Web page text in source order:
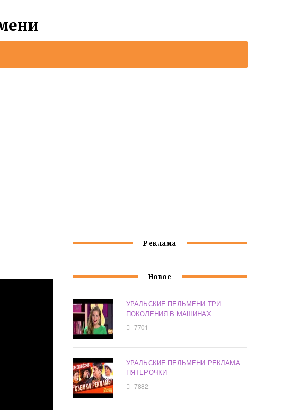
Реклама
Новое
УРАЛЬСКИЕ ПЕЛЬМЕНИ ТРИ
ПОКОЛЕНИЯ В МАШИНАХ
7701
УРАЛЬСКИЕ ПЕЛЬМЕНИ РЕКЛАМА
ПЯТЕРОЧКИ
7882